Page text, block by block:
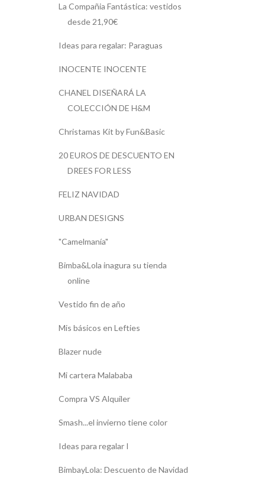
La Compañia Fantástica: vestidos
desde 21,90€
Ideas para regalar: Paraguas
INOCENTE INOCENTE
CHANEL DISEÑARÁ LA
COLECCIÓN DE H&M
Christamas Kit by Fun&Basic
20 EUROS DE DESCUENTO EN
DREES FOR LESS
FELIZ NAVIDAD
URBAN DESIGNS
"Camelmanía"
Bimba&Lola inagura su tienda
online
Vestido fin de año
Mis básicos en Lefties
Blazer nude
Mi cartera Malababa
Compra VS Alquiler
Smash...el invierno tiene color
Ideas para regalar I
BimbayLola: Descuento de Navidad